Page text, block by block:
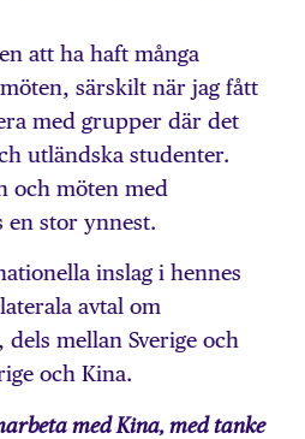
att ha haft många
särskilt när jag fått
med grupper där det
utländska studenter.
och möten med
en stor ynnest.
inslag i hennes
avtal om
mellan Sverige och
och Kina.
med Kina, med tanke